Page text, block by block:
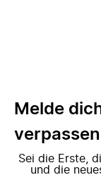
Melde
verpassen
Sei die Erste,
und die